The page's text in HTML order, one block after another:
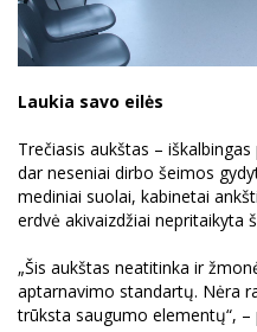
Laukia savo eilės
Trečiasis aukštas –
dar neseniai dirbo šeimos
mediniai suolai, kabinetai
erdvė akivaizdžiai nepritaikyta
„Šis aukštas neatitinka ir
aptarnavimo standartų. Nėra
trūksta saugumo elementų“, –